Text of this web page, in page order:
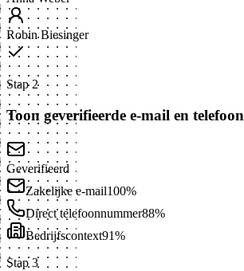
Robin Biesinger
Stap 2
Toon geverifieerde e-mail en telefoon
Geverifieerd
Zakelijke e-mail100%
Direct telefoonnummer88%
Bedrijfscontext91%
Stap 3